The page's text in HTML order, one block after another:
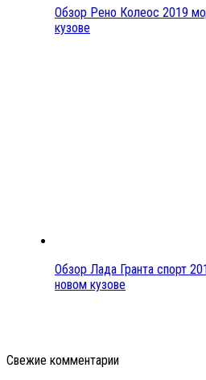
Обзор Рено Колеос 2019
кузове
Обзор Лада Гранта спорт
новом кузове
Свежие комментарии